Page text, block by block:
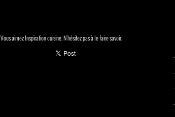
Vous aimez Inspiration cuisine. N'hésitez pas à le faire savoir.